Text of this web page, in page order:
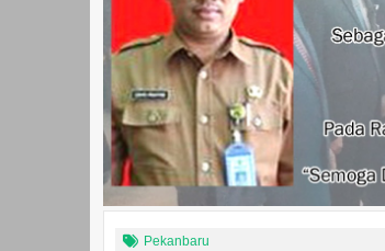
Pekanbaru